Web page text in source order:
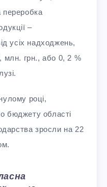
переробка
–
усіх надходжень,
млн. грн., або 0, 2 %
році,
бюджету області
зросли на 22